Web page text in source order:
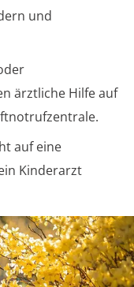
und
ärztliche Hilfe auf
auf eine
Kinderarzt